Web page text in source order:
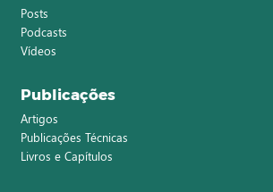
Posts
Podcasts
Vídeos
Publicações
Artigos
Publicações Técnicas
Livros e Capítulos